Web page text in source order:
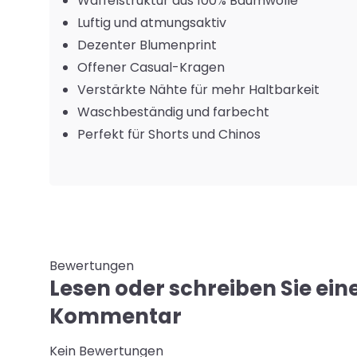
Luftig und atmungsaktiv
Dezenter Blumenprint
Offener Casual-Kragen
Verstärkte Nähte für mehr Haltbarkeit
Waschbeständig und farbecht
Perfekt für Shorts und Chinos
Bewertungen
Lesen oder schreiben Sie
Kommentar
Kein Bewertungen